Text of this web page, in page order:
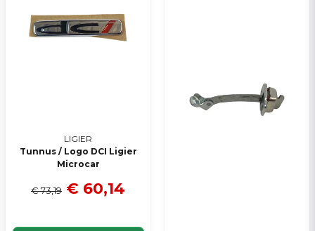
LIGIER
Tunnus / Logo DCI Ligier
Microcar
€ 73,19 € 60,14